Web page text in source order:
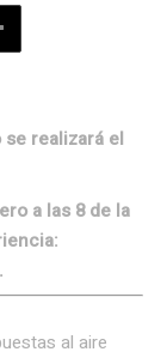
realizará el
a las 8 de la
al aire